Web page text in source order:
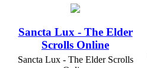
Sancta Lux - The Elder
Scrolls Online
Sancta Lux - The Elder Scrolls